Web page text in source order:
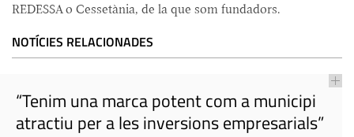
REDESSA o Cessetània, de la que som fundadors.
NOTÍCIES RELACIONADES
“Tenim una marca potent com a municipi
atractiu per a les inversions empresarials”